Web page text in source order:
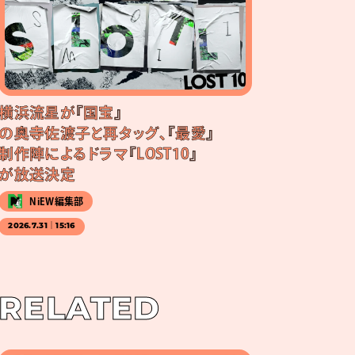
浜流星が『国宝』
の奥寺佐渡子と再タッグ、『最愛』
作陣によるドラマ『LOST10』
が放送決定
NiEW編集部
2026.7.31｜15:16
RELATED